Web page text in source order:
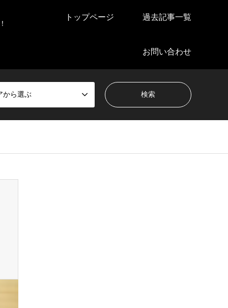
トップページ 過去記事一覧
お問い合わせ
から選ぶ